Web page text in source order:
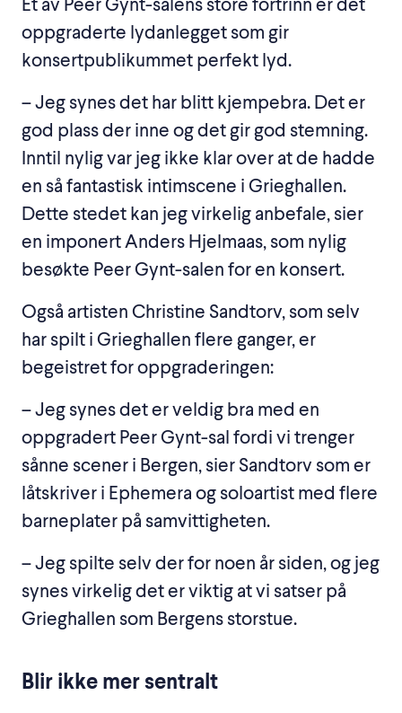
Et av Peer Gynt-salens store fortrinn er det
oppgraderte lydanlegget som gir
konsertpublikummet perfekt lyd.
– Jeg synes det har blitt kjempebra. Det er
god plass der inne og det gir god stemning.
Inntil nylig var jeg ikke klar over at de hadde
en så fantastisk intimscene i Grieghallen.
Dette stedet kan jeg virkelig anbefale, sier
en imponert Anders Hjelmaas, som nylig
besøkte Peer Gynt-salen for en konsert.
Også artisten Christine Sandtorv, som selv
har spilt i Grieghallen flere ganger, er
begeistret for oppgraderingen:
– Jeg synes det er veldig bra med en
oppgradert Peer Gynt-sal fordi vi trenger
sånne scener i Bergen, sier Sandtorv som er
låtskriver i Ephemera og soloartist med flere
barneplater på samvittigheten.
– Jeg spilte selv der for noen år siden, og jeg
synes virkelig det er viktig at vi satser på
Grieghallen som Bergens storstue.
Blir ikke mer sentralt